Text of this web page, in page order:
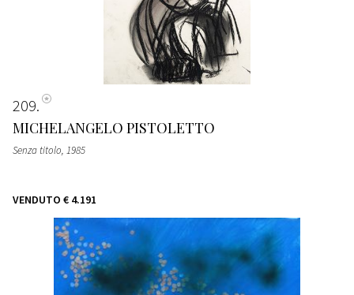
209
MICHELANGELO PISTOLETTO
Senza titolo, 1985
VENDUTO € 4.191